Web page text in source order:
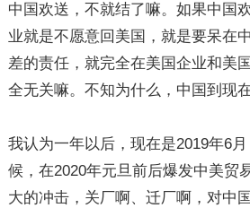
中国欢送，不就结了嘛。如果中国
业就是不愿意回美国，就是要呆在
差的责任，就完全在美国企业和美
全无关嘛。不知为什么，中国到现
我认为一年以后，现在是2019年6
候，在2020年元旦前后爆发中美贸
大的冲击，关厂啊、迁厂啊，对中